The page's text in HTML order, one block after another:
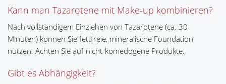
Kann man Tazarotene mit Make-up kombinieren?
Nach vollständigem Einziehen von Tazarotene (ca. 30
Minuten) können Sie fettfreie, mineralische Foundation
nutzen. Achten Sie auf nicht-komedogene Produkte.
Gibt es Abhängigkeit?